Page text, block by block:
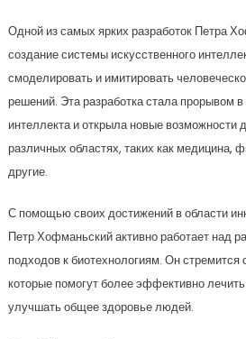
Одной из самых ярких разработок Петра
создание системы искусственного
смоделировать и имитировать
решений. Эта разработка стала прорывом в
интеллекта и открыла новые возможности
различных областях, таких как медицина,
другие.
С помощью своих достижений в области
Петр Хофманьский активно работает над
подходов к биотехнологиям. Он стремится
которые помогут более эффективно
улучшать общее здоровье людей.